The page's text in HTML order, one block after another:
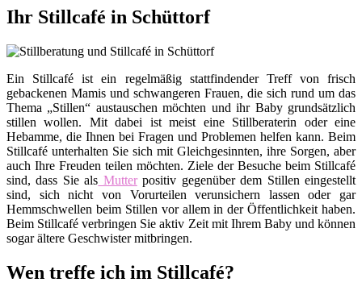
Ihr Stillcafé in Schüttorf
Ein Stillcafé ist ein regelmäßig stattfindender Treff von frisch
gebackenen Mamis und schwangeren Frauen, die sich rund um das
Thema „Stillen“ austauschen möchten und ihr Baby grundsätzlich
stillen wollen. Mit dabei ist meist eine Stillberaterin oder eine
Hebamme, die Ihnen bei Fragen und Problemen helfen kann. Beim
Stillcafé unterhalten Sie sich mit Gleichgesinnten, ihre Sorgen, aber
auch Ihre Freuden teilen möchten. Ziele der Besuche beim Stillcafé
sind, dass Sie als Mutterpositiv gegenüber dem Stillen eingestellt
sind, sich nicht von Vorurteilen verunsichern lassen oder gar
Hemmschwellen beim Stillen vor allem in der Öffentlichkeit haben.
Beim Stillcafé verbringen Sie aktiv Zeit mit Ihrem Baby und können
sogar ältere Geschwister mitbringen.
Wen treffe ich im Stillcafé?